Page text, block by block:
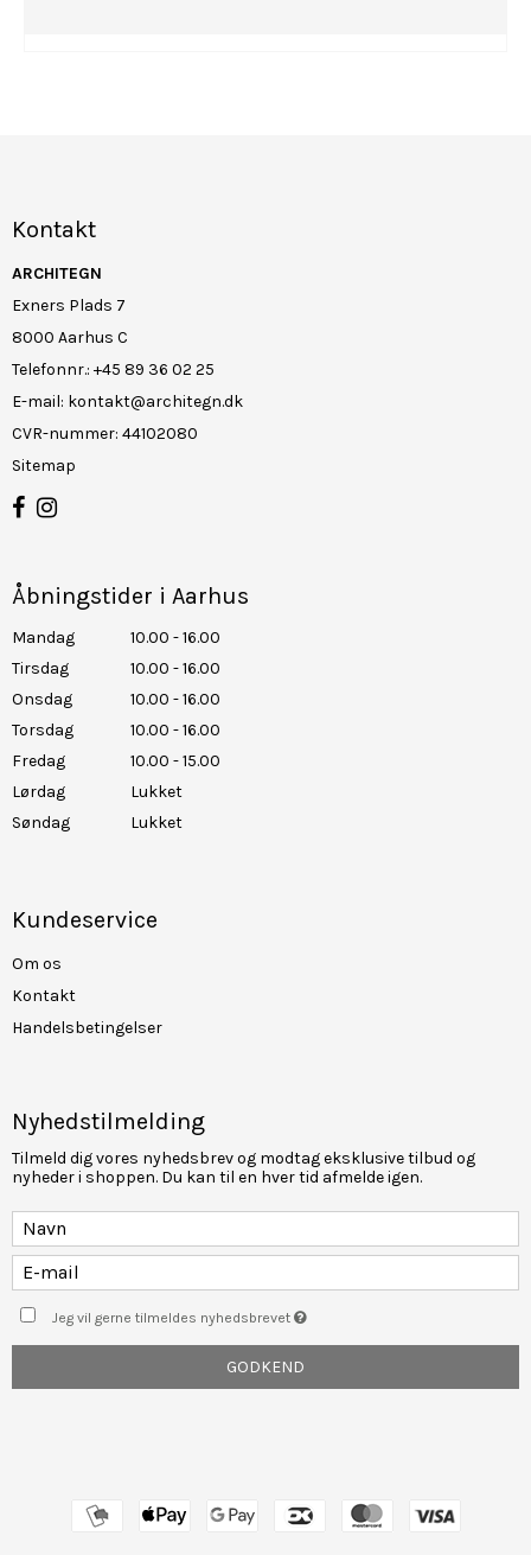
Kontakt
ARCHITEGN
Exners Plads 7
8000 Aarhus C
Telefonnr.: +45 89 36 02 25
E-mail: kontakt@architegn.dk
CVR-nummer: 44102080
Sitemap
Åbningstider i Aarhus
Mandag
10.00 - 16.00
Tirsdag
10.00 - 16.00
Onsdag
10.00 - 16.00
Torsdag
10.00 - 16.00
Fredag
10.00 - 15.00
Lørdag
Lukket
Søndag
Lukket
Kundeservice
Om os
Kontakt
Handelsbetingelser
Nyhedstilmelding
Tilmeld dig vores nyhedsbrev og modtag eksklusive tilbud og
nyheder i shoppen. Du kan til en hver tid afmelde igen.
Jeg vil gerne tilmeldes nyhedsbrevet
GODKEND